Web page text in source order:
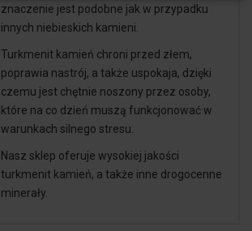
znaczenie jest podobne jak w przypadku
innych niebieskich kamieni.
Turkmenit kamień chroni przed złem,
poprawia nastrój, a także uspokaja, dzięki
czemu jest chętnie noszony przez osoby,
które na co dzień muszą funkcjonować w
warunkach silnego stresu.
Nasz sklep oferuje wysokiej jakości
turkmenit kamień, a także inne drogocenne
minerały.